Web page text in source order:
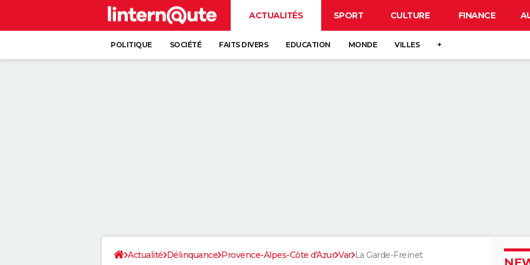
ACTUALITÉS SPORT CULTURE FINANCE
POLITIQUE SOCIÉTÉ FAITS DIVERS EDUCATION MONDE VILLES +
Actualité Délinquance Provence-Alpes-Côte d'Azur Var La Garde-Freinet